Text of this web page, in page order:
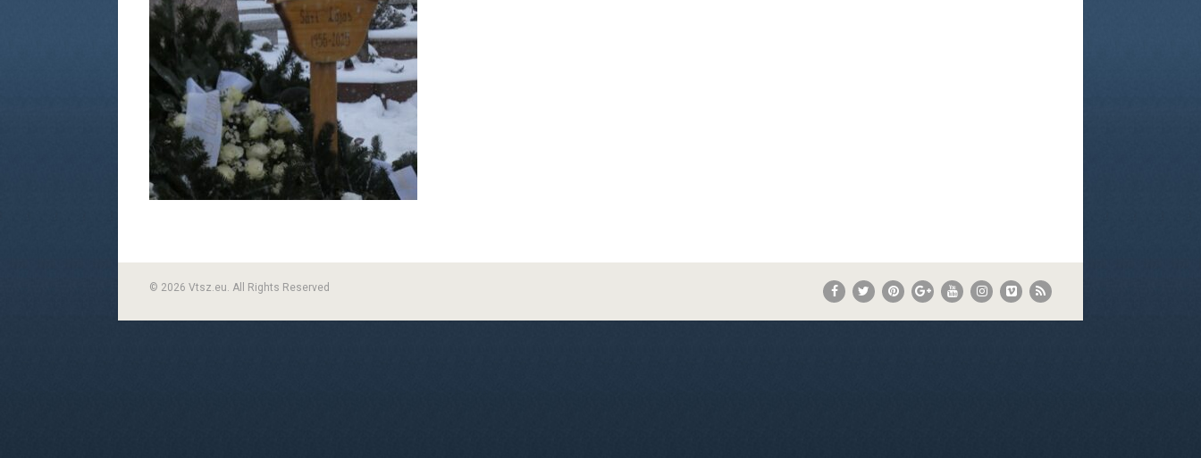
© 2026 Vtsz.eu. All Rights Reserved